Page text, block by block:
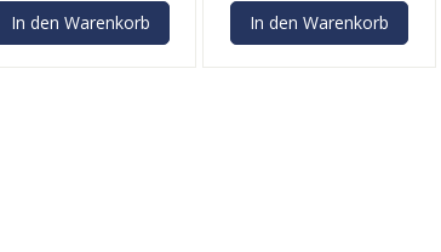
In den Warenkorb In den Warenkorb